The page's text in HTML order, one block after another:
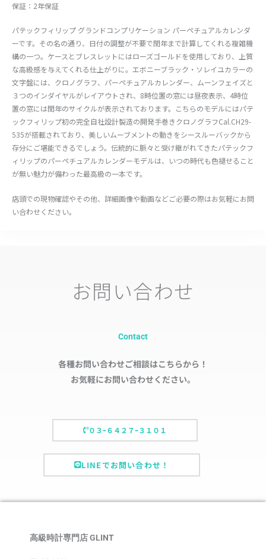
保証：2年保証
パテックフィリップ グランドコンプリケーション パーペチュアルカレンダ
ーです。その名の通り、日付の調整が不要で閏年まで計算してくれる複雑機
構の一つ。ケースとブレスレットにはローズゴールドを使用しており、上質
な高級感を与えてくれる仕上がりに。エボニーブラック・ソレイユカラーの
文字盤には、クロノグラフ、パーペチュアルカレンダー、ムーンフェイズと
３つのインダイヤルがレイアウトされ、8時位置の窓には昼夜表示、4時位
置の窓には閏年のサイクルが表示されております。こちらのモデルにはパテ
ックフィリップ初の完全自社設計製造の開発手巻きクロノグラフCal.CH29-
535が搭載されており、美しいムーブメントの動きをシースルーバックから
存分にご堪能できるでしょう。伝統的に脈々と受け継がれてきたパテックフ
ィリップのパーペチュアルカレンダーモデルは、いつの時代も色褪せること
が無い魅力が備わった最高級の一本です。
店頭での現物確認やその他、詳細画像や動画などご必要の際はお気軽にお問
い合わせください。
お問い合わせ
Contact
各種お問い合わせご相談はこちらから！
お気軽にお問い合わせください。
０３ｰ６４２７ｰ３１０１
LINEでお問い合わせ！
高級時計専門店 GLINT